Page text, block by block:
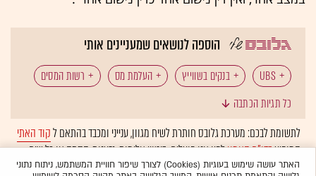
הוספה לנושאים שמעניינים אותי
UBS בנקים בשווייץ העלמת מס רשות המסים
דניאל פסרמן
כל תגיות הכתבה
לתשומת לבכם: מערכת גלובס חותרת לשיח מגוון, ענייני ומכבד בהתאם לקוד האתי
המופיעבדו"ח האמוןלפיו אנו פועלים. ביטויי אלימות, גזענות, הסתה או כל שיח
בלתי הולם אחר מסוננים בצורהאוטומטיתולא יפורסמו באתר.
האתר עושה שימוש בעוגיות (Cookies) לצורך שיפור חוויית המשתמש, ניתוח נתוני